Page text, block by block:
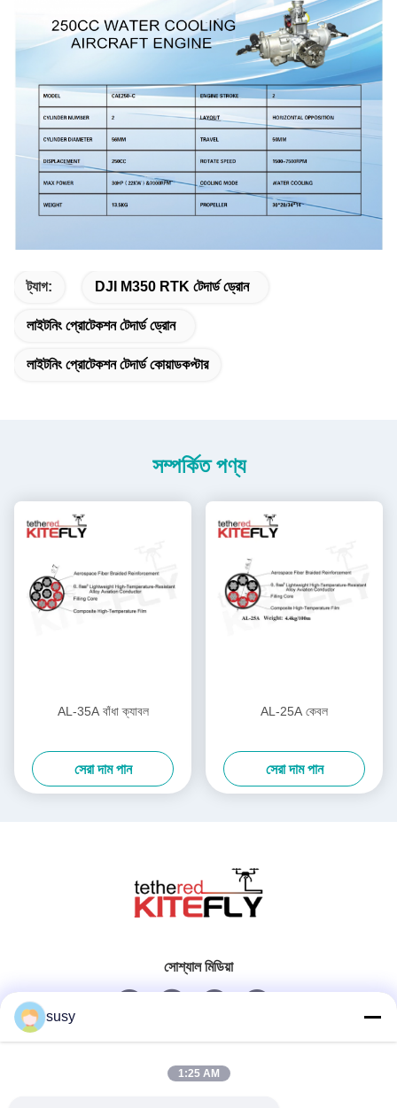
ট্যাগ: DJI M350 RTK টেদার্ড ড্রোন
লাইটনিং প্রোটেকশন টেদার্ড ড্রোন
লাইটনিং প্রোটেকশন টেদার্ড কোয়াডকপ্টার
সম্পর্কিত পণ্য
AL-35A বাঁধা ক্যাবল
সেরা দাম পান
AL-25A কেবল
সেরা দাম পান
সোশ্যাল মিডিয়া
দ্রুত যোগাযোগ
susy
1:25 AM